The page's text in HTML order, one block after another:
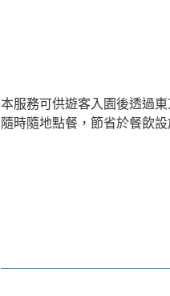
本服務可供遊客入園後透過
隨時隨地點餐，節省於餐飲